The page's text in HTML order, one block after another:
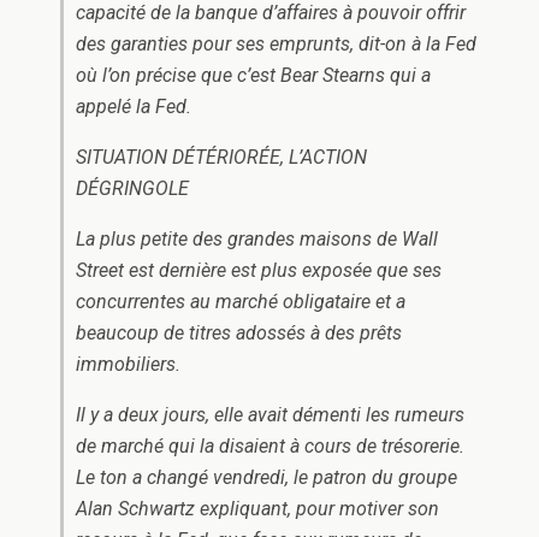
capacité de la banque d’affaires à pouvoir offrir
des garanties pour ses emprunts, dit-on à la Fed
où l’on précise que c’est Bear Stearns qui a
appelé la Fed.
SITUATION DÉTÉRIORÉE, L’ACTION
DÉGRINGOLE
La plus petite des grandes maisons de Wall
Street est dernière est plus exposée que ses
concurrentes au marché obligataire et a
beaucoup de titres adossés à des prêts
immobiliers.
Il y a deux jours, elle avait démenti les rumeurs
de marché qui la disaient à cours de trésorerie.
Le ton a changé vendredi, le patron du groupe
Alan Schwartz expliquant, pour motiver son